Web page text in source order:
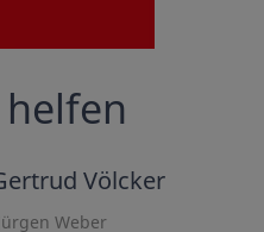
Völcker
Weber